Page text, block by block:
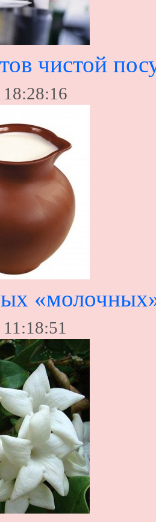
чистой